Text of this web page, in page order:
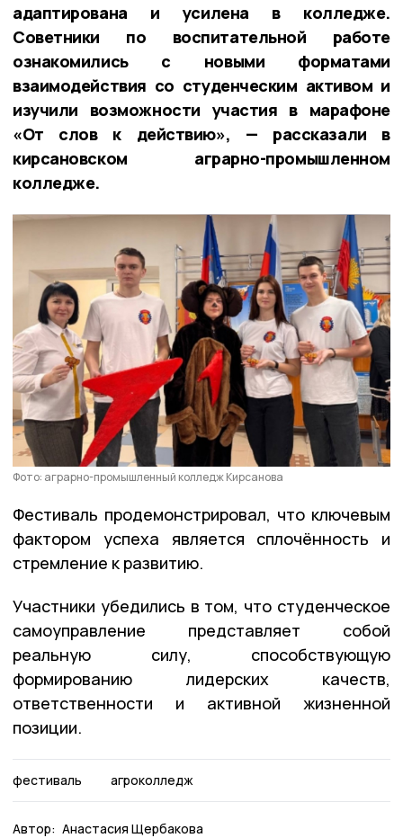
адаптирована и усилена в колледже.
Советники по воспитательной работе
ознакомились с новыми форматами
взаимодействия со студенческим активом и
изучили возможности участия в марафоне
«От слов к действию», — рассказали в
кирсановском аграрно-промышленном
колледже.
Фото: аграрно-промышленный колледж Кирсанова
Фестиваль продемонстрировал, что ключевым
фактором успеха является сплочённость и
стремление к развитию.
Участники убедились в том, что студенческое
самоуправление представляет собой
реальную силу, способствующую
формированию лидерских качеств,
ответственности и активной жизненной
позиции.
фестиваль агроколледж
Автор: Анастасия Щербакова